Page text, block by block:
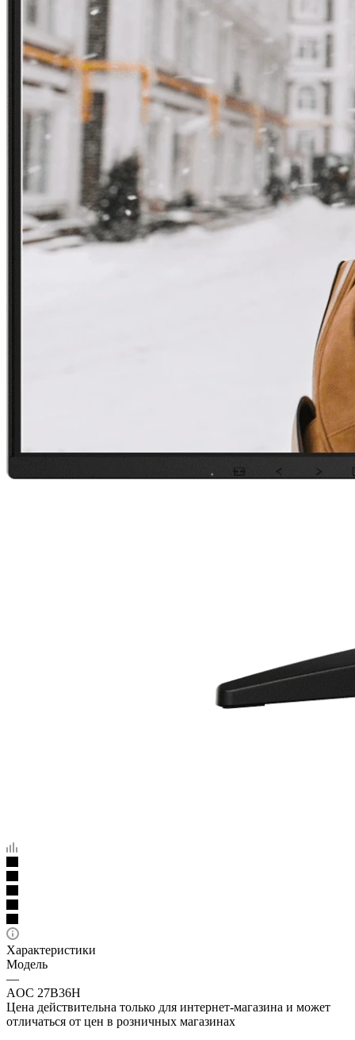
Характеристики
Модель
—
AOC 27B36H
Цена действительна только для интернет-магазина и может
отличаться от цен в розничных магазинах